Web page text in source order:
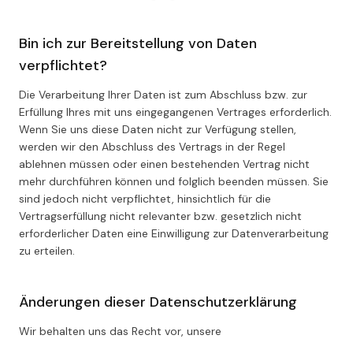
Bin ich zur Bereitstellung von Daten
verpflichtet?
Die Verarbeitung Ihrer Daten ist zum Abschluss bzw. zur
Erfüllung Ihres mit uns eingegangenen Vertrages erforderlich.
Wenn Sie uns diese Daten nicht zur Verfügung stellen,
werden wir den Abschluss des Vertrags in der Regel
ablehnen müssen oder einen bestehenden Vertrag nicht
mehr durchführen können und folglich beenden müssen. Sie
sind jedoch nicht verpflichtet, hinsichtlich für die
Vertragserfüllung nicht relevanter bzw. gesetzlich nicht
erforderlicher Daten eine Einwilligung zur Datenverarbeitung
zu erteilen.
Änderungen dieser Datenschutzerklärung
Wir behalten uns das Recht vor, unsere